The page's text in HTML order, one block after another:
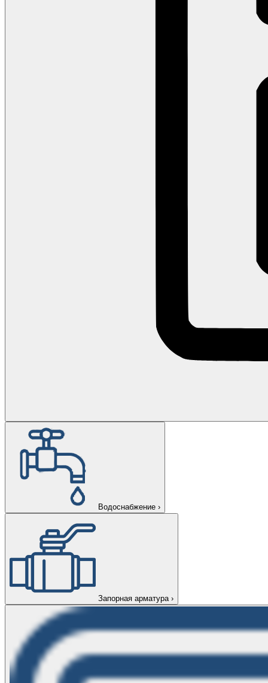
Водоснабжение ›
Запорная арматура ›